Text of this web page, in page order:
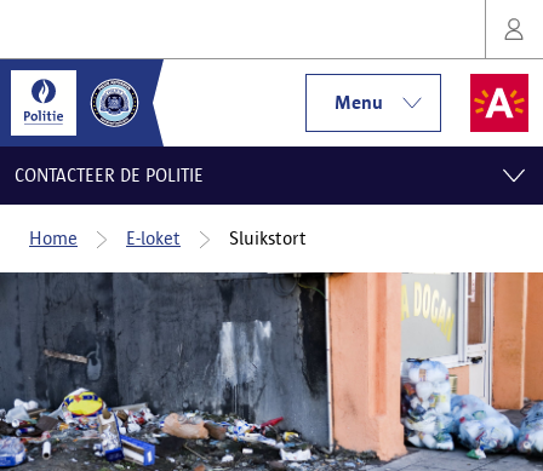
Menu
CONTACTEER DE POLITIE
Home E-loket Sluikstort